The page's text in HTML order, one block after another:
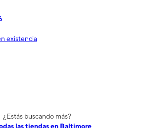
existencia
¿Estás buscando más?
las tiendas en Baltimore